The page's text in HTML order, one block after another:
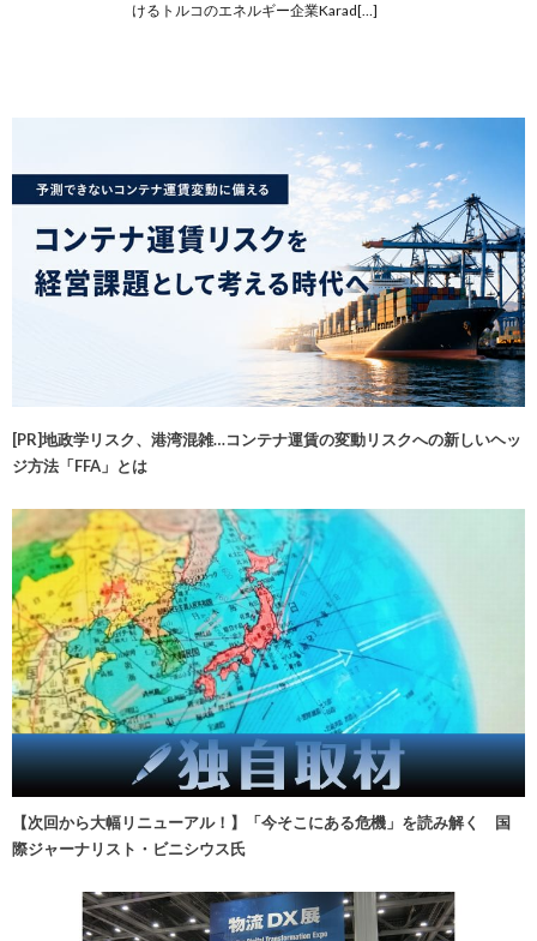
けるトルコのエネルギー企業Karad[…]
[PR]地政学リスク、港湾混雑…コンテナ運賃の変動リスクへの新しいヘッ
ジ方法「FFA」とは
【次回から大幅リニューアル！】「今そこにある危機」を読み解く 国
際ジャーナリスト・ビニシウス氏